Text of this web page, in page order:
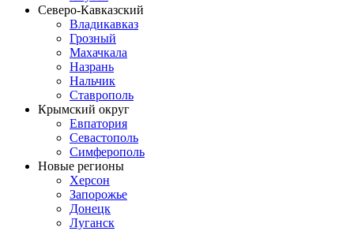
Северо-Кавказский
Владикавказ
Грозный
Махачкала
Назрань
Нальчик
Ставрополь
Крымский округ
Евпатория
Севастополь
Симферополь
Новые регионы
Херсон
Запорожье
Донецк
Луганск